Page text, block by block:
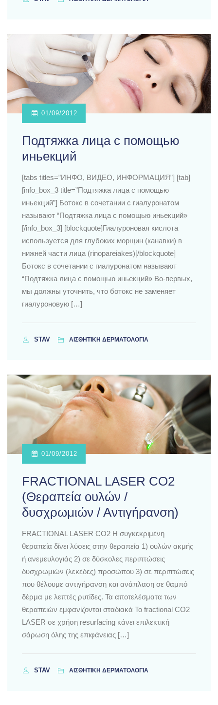
01/09/2012
Подтяжка лица с помощью
иньекций
[tabs titles=”ИНФО, ВИДЕО, ИНФОРМАЦИЯ”] [tab]
[info_box_3 title=”Подтяжка лица с помощью
иньекций”] Ботокс в сочетании с гиалуронатом
называют “Подтяжка лица с помощью иньекций»
[/info_box_3] [blockquote]Гиалуроновая кислота
используется для глубоких морщин (канавки) в
нижней части лица (rinopareiakes)[/blockquote]
Ботокс в сочетании с гиалуронатом называют
“Подтяжка лица с помощью иньекций» Во-первых,
мы должны уточнить, что ботокс не заменяет
гиалуроновую […]
STAV ΑΙΣΘΗΤΙΚΗ ΔΕΡΜΑΤΟΛΟΓΙΑ
01/09/2012
FRACTIONAL LASER CO2
(Θεραπεία ουλών /
δυσχρωμιών / Αντιγήρανση)
FRACTIONAL LASER CO2 Η συγκεκριμένη
θεραπεία δίνει λύσεις στην θεραπεία 1) ουλών ακμής
ή ανεμευλογιάς 2) σε δύσκολες περιπτώσεις
δυσχρωμιών (λεκέδες) προσώπου 3) σε περιπτώσεις
που θέλουμε αντιγήρανση και ανάπλαση σε θαμπό
δέρμα με λεπτές ρυτίδες. Τα αποτελέσματα των
θεραπειών εμφανίζονται σταδιακά Το fractional CO2
LASER σε χρήση resurfacing κάνει επιλεκτική
σάρωση όλης της επιφάνειας […]
STAV ΑΙΣΘΗΤΙΚΗ ΔΕΡΜΑΤΟΛΟΓΙΑ